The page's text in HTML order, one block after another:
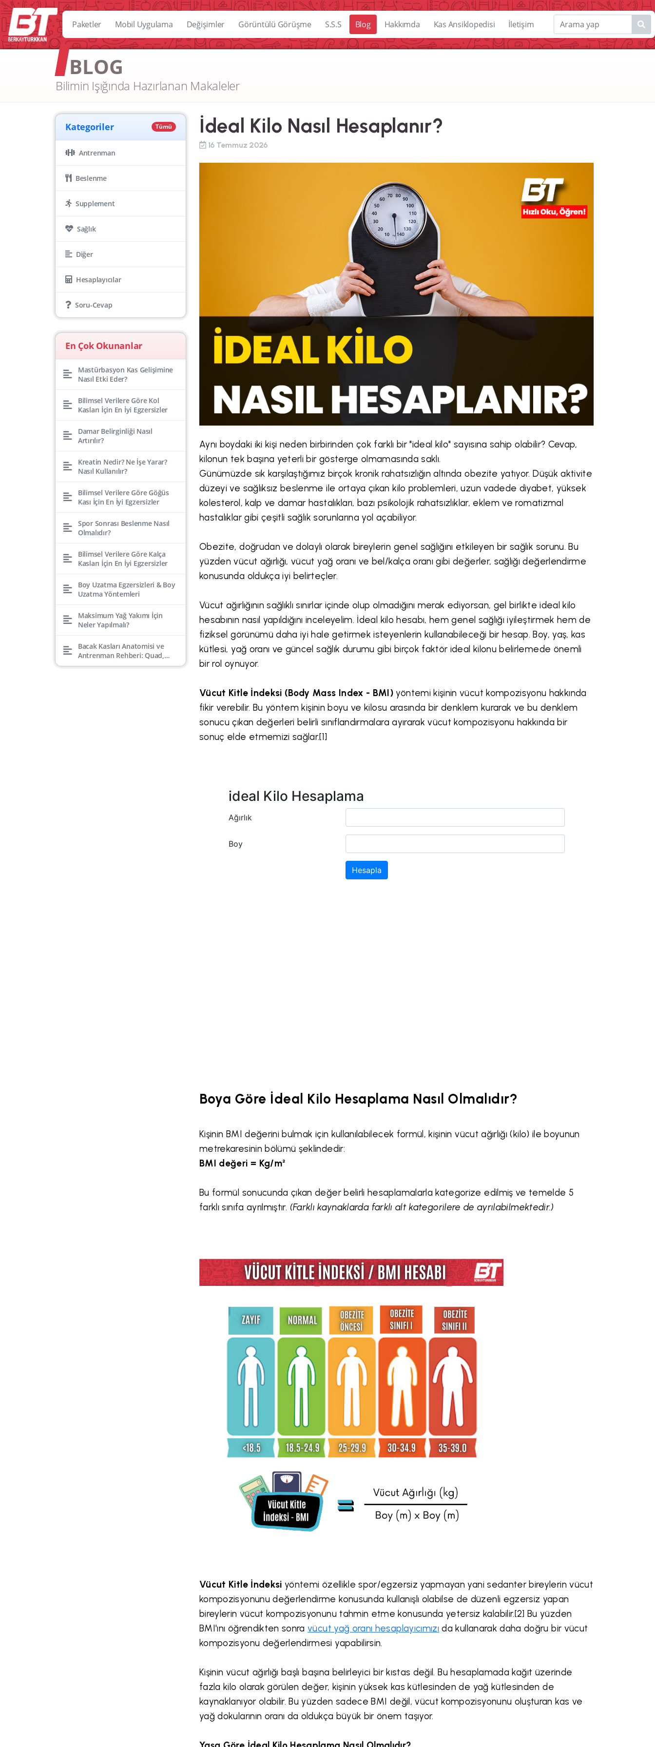
Paketler Mobil Uygulama Değişimler Görüntülü Görüşme S.S.S Blog Hakkımda Kas Ansiklopedisi İletişim
BLOG
Bilimin Işığında Hazırlanan Makaleler
Kategoriler Tümü
Antrenman
Beslenme
Supplement
Sağlık
Diğer
Hesaplayıcılar
Soru-Cevap
En Çok Okunanlar
Mastürbasyon Kas Gelişimine
Nasıl Etki Eder?
Bilimsel Verilere Göre Kol
Kasları İçin En İyi Egzersizler
Damar Belirginliği Nasıl
Artırılır?
Kreatin Nedir? Ne İşe Yarar?
Nasıl Kullanılır?
Bilimsel Verilere Göre Göğüs
Kası İçin En İyi Egzersizler
Spor Sonrası Beslenme Nasıl
Olmalıdır?
Bilimsel Verilere Göre Kalça
Kasları İçin En İyi Egzersizler
Boy Uzatma Egzersizleri & Boy
Uzatma Yöntemleri
Maksimum Yağ Yakımı İçin
Neler Yapılmalı?
Bacak Kasları Anatomisi ve
Antrenman Rehberi: Quad,
Hamstring, Kalf, Gluteal
İdeal Kilo Nasıl Hesaplanır?
16 Temmuz 2026
Aynı boydaki iki kişi neden birbirinden çok farklı bir "ideal kilo" sayısına sahip olabilir? Cevap,
kilonun tek başına yeterli bir gösterge olmamasında saklı.
Günümüzde sık karşılaştığımız birçok kronik rahatsızlığın altında obezite yatıyor. Düşük aktivite
düzeyi ve sağlıksız beslenme ile ortaya çıkan kilo problemleri, uzun vadede diyabet, yüksek
kolesterol, kalp ve damar hastalıkları, bazı psikolojik rahatsızlıklar, eklem ve romatizmal
hastalıklar gibi çeşitli sağlık sorunlarına yol açabiliyor.
Obezite, doğrudan ve dolaylı olarak bireylerin genel sağlığını etkileyen bir sağlık sorunu. Bu
yüzden vücut ağırlığı, vücut yağ oranı ve bel/kalça oranı gibi değerler, sağlığı değerlendirme
konusunda oldukça iyi belirteçler.
Vücut ağırlığının sağlıklı sınırlar içinde olup olmadığını merak ediyorsan, gel birlikte ideal kilo
hesabının nasıl yapıldığını inceleyelim. İdeal kilo hesabı, hem genel sağlığı iyileştirmek hem de
fiziksel görünümü daha iyi hale getirmek isteyenlerin kullanabileceği bir hesap. Boy, yaş, kas
kütlesi, yağ oranı ve güncel sağlık durumu gibi birçok faktör ideal kilonu belirlemede önemli
bir rol oynuyor.
Vücut Kitle İndeksi (Body Mass Index - BMI) yöntemi kişinin vücut kompozisyonu hakkında
fikir verebilir. Bu yöntem kişinin boyu ve kilosu arasında bir denklem kurarak ve bu denklem
sonucu çıkan değerleri belirli sınıflandırmalara ayırarak vücut kompozisyonu hakkında bir
sonuç elde etmemizi sağlar.[1]
Boya Göre İdeal Kilo Hesaplama Nasıl Olmalıdır?
Kişinin BMI değerini bulmak için kullanılabilecek formül, kişinin vücut ağırlığı (kilo) ile boyunun
metrekaresinin bölümü şeklindedir:
BMI değeri = Kg/m²
Bu formül sonucunda çıkan değer belirli hesaplamalarla kategorize edilmiş ve temelde 5
farklı sınıfa ayrılmıştır. (Farklı kaynaklarda farklı alt kategorilere de ayrılabilmektedir.)
Vücut Kitle İndeksi yöntemi özellikle spor/egzersiz yapmayan yani sedanter bireylerin vücut
kompozisyonunu değerlendirme konusunda kullanışlı olabilse de düzenli egzersiz yapan
bireylerin vücut kompozisyonunu tahmin etme konusunda yetersiz kalabilir.[2] Bu yüzden
BMI'ını öğrendikten sonravücut yağ oranı hesaplayıcımızı da kullanarak daha doğru bir vücut
kompozisyonu değerlendirmesi yapabilirsin.
Kişinin vücut ağırlığı başlı başına belirleyici bir kıstas değil. Bu hesaplamada kağıt üzerinde
fazla kilo olarak görülen değer, kişinin yüksek kas kütlesinden de yağ kütlesinden de
kaynaklanıyor olabilir. Bu yüzden sadece BMI değil, vücut kompozisyonunu oluşturan kas ve
yağ dokularının oranı da oldukça büyük bir önem taşıyor.